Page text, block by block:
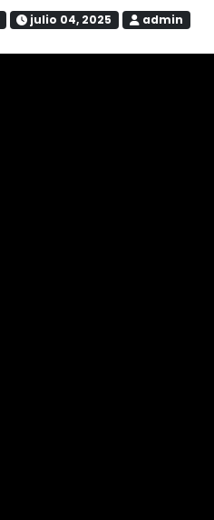
julio 04, 2025 admin